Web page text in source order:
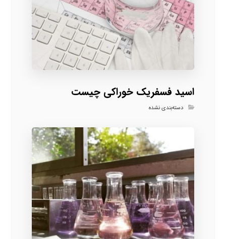
اسید فسفریک خوراکی چیست
دسته‌بندی نشده